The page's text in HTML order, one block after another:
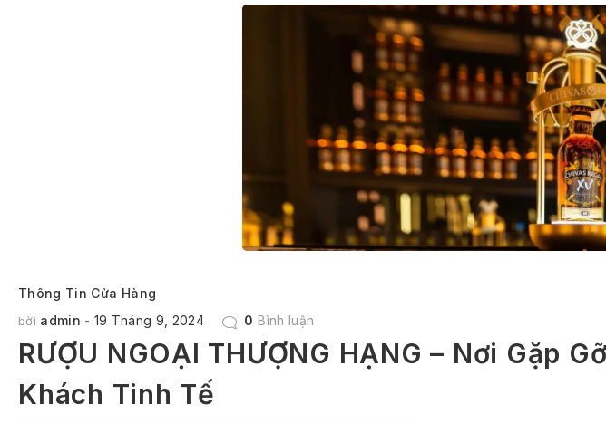
Thông Tin Cửa Hàng
bời admin 19 Tháng 9, 2024 0 Bình luận
RƯỢU NGOẠI THƯỢNG HẠNG – Nơi Gặp
Khách Tinh Tế